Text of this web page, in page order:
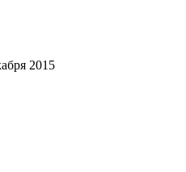
2015